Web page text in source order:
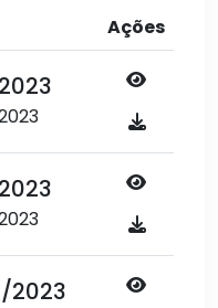
Ações
2023